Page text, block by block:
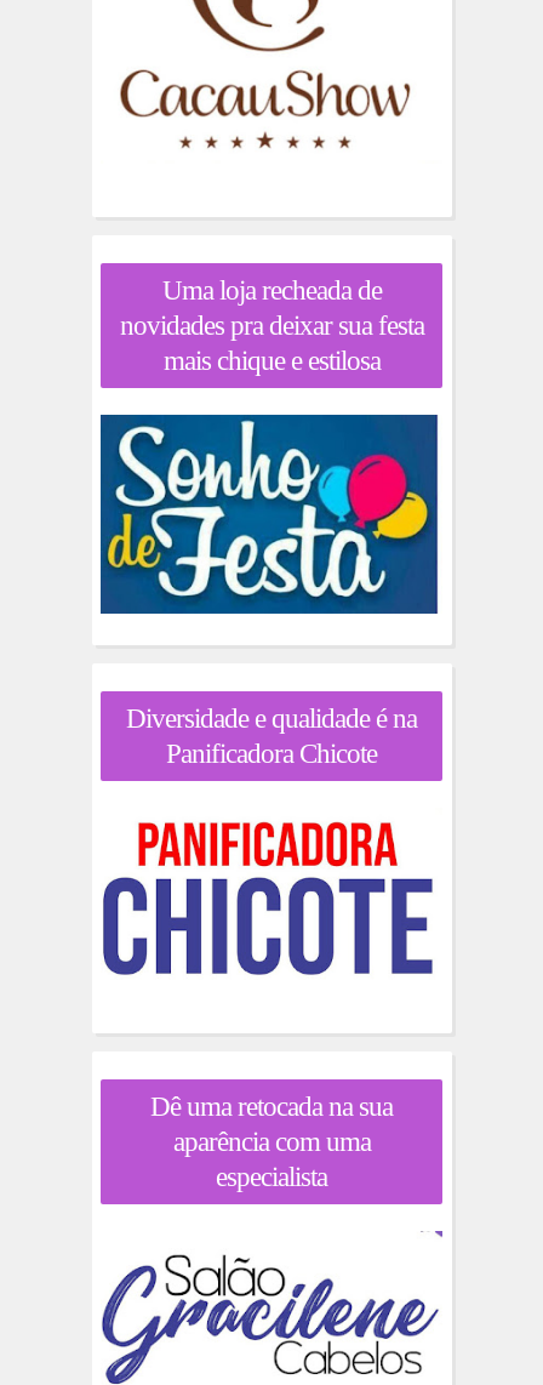
Uma loja recheada de
novidades pra deixar sua festa
mais chique e estilosa
Diversidade e qualidade é na
Panificadora Chicote
Dê uma retocada na sua
aparência com uma
especialista